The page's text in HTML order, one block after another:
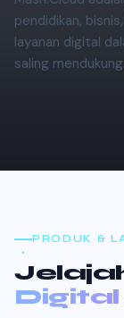
pendidikan,
layanan digital
saling mendukung.
PRODUK &
Digital